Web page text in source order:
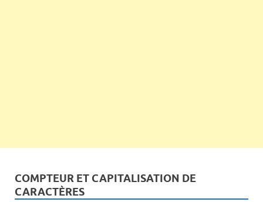
COMPTEUR ET CAPITALISATION DE
CARACTÈRES